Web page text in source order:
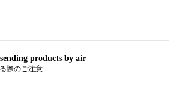
products by air
際のご注意